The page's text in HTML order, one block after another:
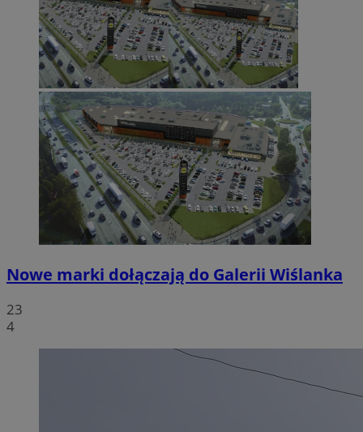
Nowe marki dołączają do Galerii Wiślanka
23
4